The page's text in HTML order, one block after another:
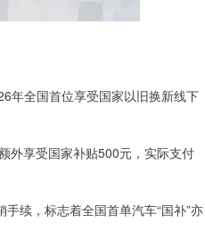
全国首位享受国家以旧换新线下
享受国家补贴500元，实际支付
续，标志着全国首单汽车“国补”亦